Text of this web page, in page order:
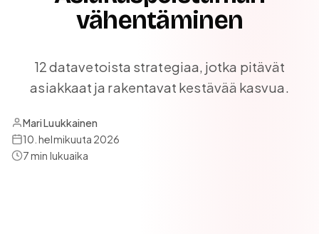
vähentäminen
12 datavetoista strategiaa, jotka pitävät
asiakkaat ja rakentavat kestävää kasvua.
Asiakaspoistuma (churn) vähentäminen vaatii
Mari Luukkainen
10. helmikuuta 2026
7min lukuaika